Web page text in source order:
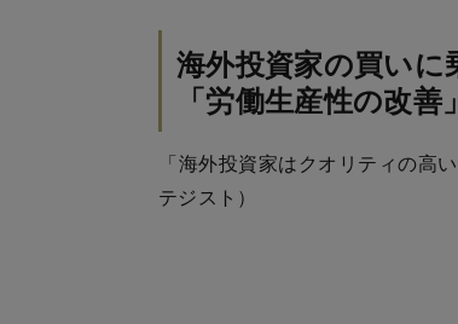
海外投資家の買い
「労働生産性の改
「海外投資家はクオリティの高
テジスト）